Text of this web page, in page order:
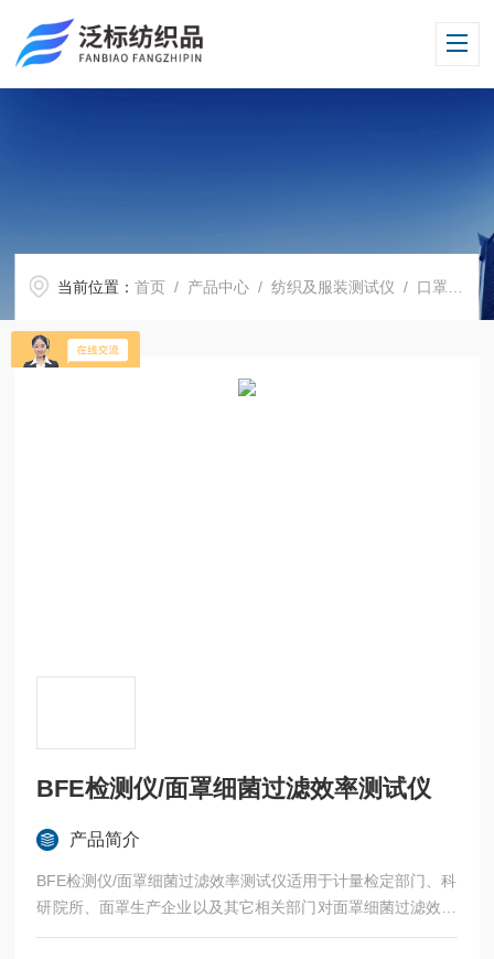
当前位置：首页 / 产品中心 /纺织及服装测试仪 / 口罩测试仪
BFE检测仪/面罩细菌过滤效率测试仪
产品简介
BFE检测仪/面罩细菌过滤效率测试仪适用于计量检定部门、科
研院所、面罩生产企业以及其它相关部门对面罩细菌过滤效率
的性能测试。